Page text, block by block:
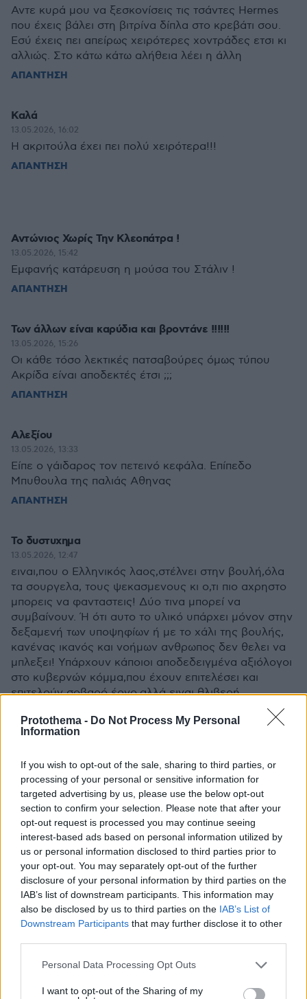
Protothema - Do Not Process My Personal
Information
If you wish to opt-out of the sale, sharing to third parties, or
processing of your personal or sensitive information for
targeted advertising by us, please use the below opt-out
section to confirm your selection. Please note that after your
opt-out request is processed you may continue seeing
interest-based ads based on personal information utilized by
us or personal information disclosed to third parties prior to
your opt-out. You may separately opt-out of the further
disclosure of your personal information by third parties on the
IAB’s list of downstream participants. This information may
also be disclosed by us to third parties on the IAB’s List of
Downstream Participants that may further disclose it to other
Please note that this website/app uses one or more Google
not limited to your visit or usage behaviour. You may click to
Personal Data Processing Opt Outs
I want to opt-out of the Sharing of my
Αντε κυρά μου να ξεσκονίσεις τις τσάντες Hermes
που έχεις βάλει στη βιτρίνα δίπλα στο κρεβάτι σου.
Εσύ έχεις πει απείρως χειρότερες χοντράδες ετσι κι
αλλιώς. Στο κάτω κάτω αλήθεια λέει η άλλη
ΑΠΑΝΤΗΣΗ
Καλά
13.05.2026, 16:02
Η ακριτούλα έχει πει πολύ χειρότερα!!!
ΑΠΑΝΤΗΣΗ
Αντώνιος Χωρίς Την Κλεοπάτρα !
13.05.2026, 15:42
Εμφανής κατάρευση η μούσα του Στάλιν !
ΑΠΑΝΤΗΣΗ
Των άλλων είναι καρύδια και βροντάνε !!!!!!
13.05.2026, 15:26
Οι κάθε τόσο λεκτικές πατσαβούρες όμως τύπου
Ακρίδα είναι αποδεκτές έτσι ;;;
ΑΠΑΝΤΗΣΗ
Αλεξίου
13.05.2026, 13:33
Είπε ο γάιδαρος τον πετεινό κεφάλα. Επίπεδο
Μπυθουλα της παλιάς Αθηνας
ΑΠΑΝΤΗΣΗ
Το δυστυχημα
13.05.2026, 12:47
ειναι,που ο Ελληνικός λαος,στέλνει στην βουλή,όλα
τα σουργελα, τους ψεκασμενους κι ο,τι πιο αχρηστο
μπορεις να φανταστεις! Δύο τινα μπορεί να
συμβαίνουν. Ή ότι αυτο το υλικό υπάρχει μόνον στην
δεξαμενή των υποψηφίων ή με το χάλι της βουλής,
κανένας ικανός και νοήμων ανθρωπος δεν θελει να
μπλεξει! Υπάρχουν κάποιοι αποδεδειγμένα αξιόλογοι
στο κυβερνών κόμμα,που έχουν επιτελέσει και
επιτελούν σοβαρό έργο,αλλά ειναι θλιβερή
ΑΠΑΝΤΗΣΗ
13.05.2026, 14:21
Και τα δύο τινά συμβαίνουν αγαπητέ! Το ένα δεν
αναιρεί το άλλο! Πόσο δίκιο έχεις!
ΑΠΑΝΤΗΣΗ
Αυτό
13.05.2026, 12:36
που είπε είναι πολύ εύστοχο και μακάρι να το είχε πει
άλλος, γιατί τώρα λόγω του ότι το είπε η Ακρίτα